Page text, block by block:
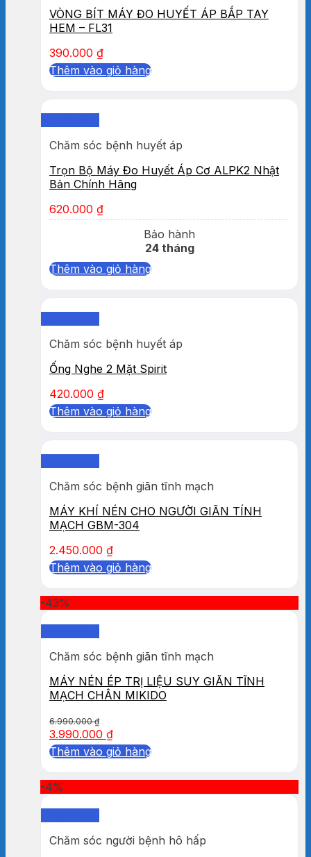
VÒNG BÍT MÁY ĐO HUYẾT ÁP BẮP TAY
HEM – FL31
390.000 ₫
Thêm vào giỏ hàng
Chăm sóc bệnh huyết áp
Trọn Bộ Máy Đo Huyết Áp Cơ ALPK2 Nhật
Bản Chính Hãng
620.000 ₫
Bảo hành
24 tháng
Thêm vào giỏ hàng
Chăm sóc bệnh huyết áp
Ống Nghe 2 Mặt Spirit
420.000 ₫
Thêm vào giỏ hàng
Chăm sóc bệnh giãn tĩnh mạch
MÁY KHÍ NÉN CHO NGƯỜI GIÃN TÍNH
MẠCH GBM-304
2.450.000 ₫
Thêm vào giỏ hàng
-43%
Chăm sóc bệnh giãn tĩnh mạch
MÁY NÉN ÉP TRỊ LIỆU SUY GIÃN TĨNH
MẠCH CHÂN MIKIDO
6.990.000₫
3.990.000 ₫
Thêm vào giỏ hàng
-4%
Chăm sóc người bệnh hô hấp